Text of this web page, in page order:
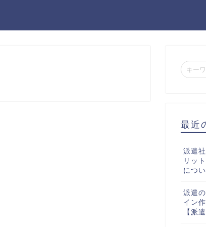
最近
派遣
リッ
につ
派遣
イン
【派